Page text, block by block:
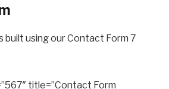
built using our Contact Form 7
title=”Contact Form